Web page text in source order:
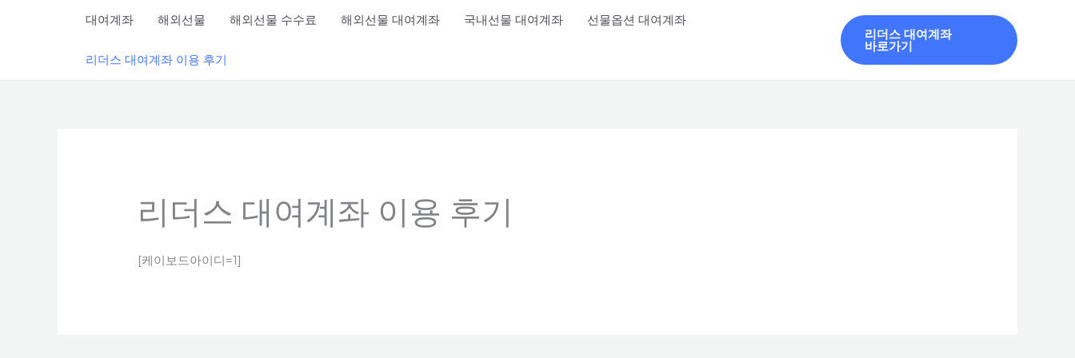
대여계좌 해외선물 해외선물 수수료 해외선물 대여계좌 국내선물 대여계좌 선물옵션 대여계좌
리더스 대여계좌 이용 후기
리더스 대여계좌
바로가기
리더스 대여계좌 이용 후기
[케이보드아이디=1]